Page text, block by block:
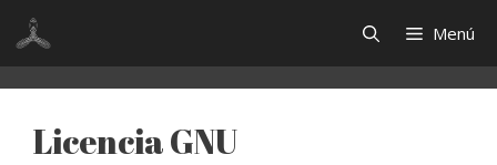
Saltar
contenido
Menú
Licencia GNU